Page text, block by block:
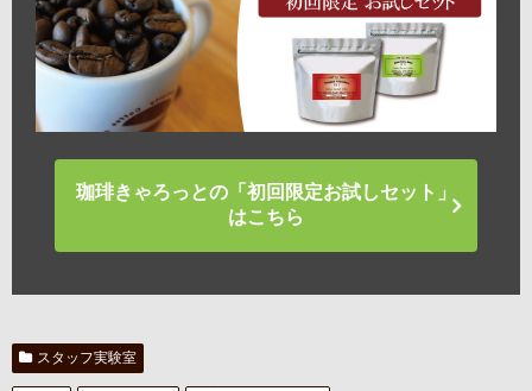
珈琲きゃろっとの「初回限定お試しセット」
はこちら
スタッフ実験室